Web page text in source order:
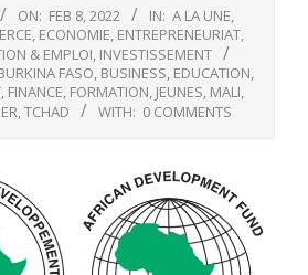
ON: FEB 8, 2022 IN: A LA UNE,
, ECONOMIE, ENTREPRENEURIAT,
& EMPLOI, INVESTISSEMENT
FASO, BUSINESS, EDUCATION,
, FINANCE, FORMATION, JEUNES, MALI,
,TCHAD WITH: 0 COMMENTS